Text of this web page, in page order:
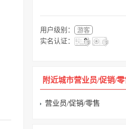
用户级别：
游客
实名认证：
附近城市营业员/促销/零
营业员/促销/零售